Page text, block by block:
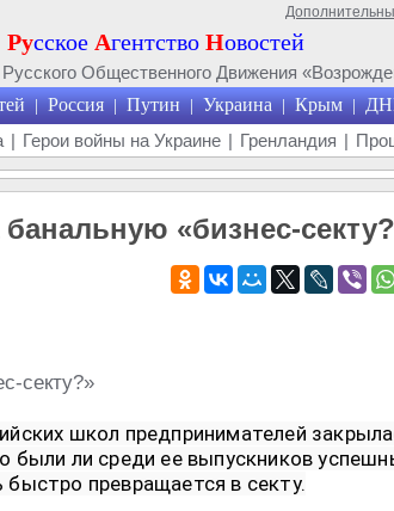
Русское Агентство Новостей
Общественного Движения
| Россия | Путин | Украина | Крым |
| Герои войны на Украине | Гренландия |
«бизнес-
школ предпринимателей
были ли среди ее выпускников
превращается в секту.